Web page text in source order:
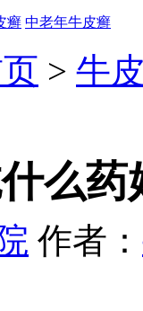
癣 中老年牛皮癣
> 牛
么药
作者：